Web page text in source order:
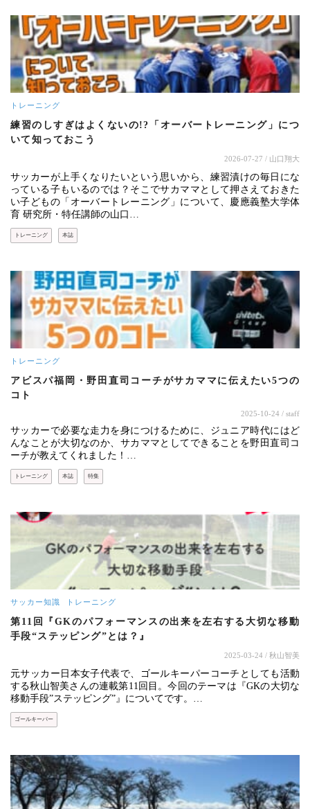
トレーニング
練習のしすぎはよくないの!?「オーバートレーニング」につ
いて知っておこう
2026-07-27 / 山口翔大
サッカーが上手くなりたいという思いから、練習漬けの毎日にな
っている子もいるのでは？そこでサカママとして押さえておきた
い子どもの「オーバートレーニング」について、慶應義塾大学体
育 研究所・特任講師の山口…
トレーニング 本誌
トレーニング
アビスパ福岡・野田直司コーチがサカママに伝えたい5つの
コト
2025-10-24 / staff
サッカーで必要な走力を身につけるために、ジュニア時代にはど
んなことが大切なのか、サカママとしてできることを野田直司コ
ーチが教えてくれました！…
トレーニング 本誌 特集
サッカー知識 トレーニング
第11回『GKのパフォーマンスの出来を左右する大切な移動
手段“ステッピング”とは？』
2025-03-24 / 秋山智美
元サッカー日本女子代表で、ゴールキーパーコーチとしても活動
する秋山智美さんの連載第11回目。今回のテーマは『GKの大切な
移動手段”ステッピング”』についてです。…
ゴールキーパー